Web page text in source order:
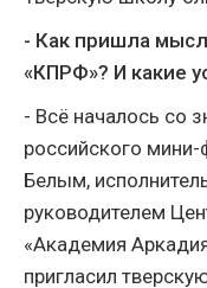
- Как пришла
«КПРФ»? И какие
- Всё началось со
российского
Белым,
руководителем
«Академия
пригласил